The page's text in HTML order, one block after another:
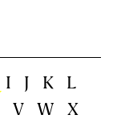
I J K
L
V W
X